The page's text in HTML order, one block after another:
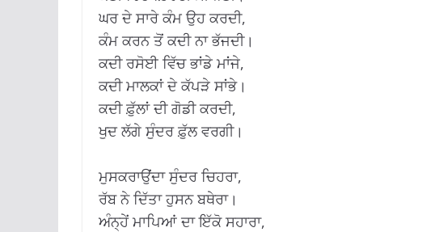
ਘਰ ਦੇ ਸਾਰੇ ਕੰਮ ਉਹ ਕਰਦੀ,
ਕੰਮ ਕਰਨ ਤੋਂ ਕਦੀ ਨਾ ਭੱਜਦੀ।
ਕਦੀ ਰਸੋਈ ਵਿੱਚ ਭਾਂਡੇ ਮਾਂਜੇ,
ਕਦੀ ਮਾਲਕਾਂ ਦੇ ਕੱਪੜੇ ਸਾਂਭੇ।
ਕਦੀ ਫ਼ੁੱਲਾਂ ਦੀ ਗੋਡੀ ਕਰਦੀ,
ਖੁਦ ਲੱਗੇ ਸੁੰਦਰ ਫ਼ੁੱਲ ਵਰਗੀ।
ਮੁਸਕਰਾਉਂਦਾ ਸੁੰਦਰ ਚਿਹਰਾ,
ਰੱਬ ਨੇ ਦਿੱਤਾ ਹੁਸਨ ਬਥੇਰਾ।
ਅੰਨ੍ਹੇਂ ਮਾਪਿਆਂ ਦਾ ਇੱਕੋ ਸਹਾਰਾ,